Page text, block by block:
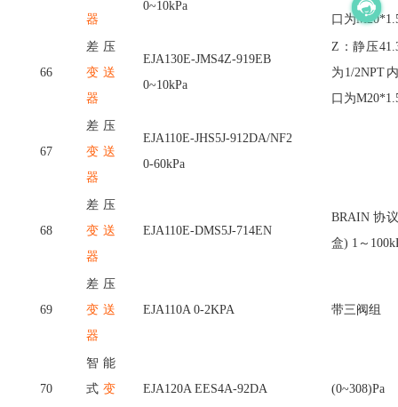
器
0~10kPa
口为
66
差压
变送
器
EJA130E-JMS4Z-919EB
0~10kPa
Z：静压
为1/2NPT
口为
67
差压
变送
器
EJA110E-JHS5J-912DA/NF2
0-60kPa
68
差压
变送
器
EJA110E-DMS5J-714EN
BRAIN 协
盒) 1～
69
差压
变送
器
EJA110A 0-2KPA 带三阀组
70
智能
式变
EJA120A EES4A-92DA (0~308)Pa